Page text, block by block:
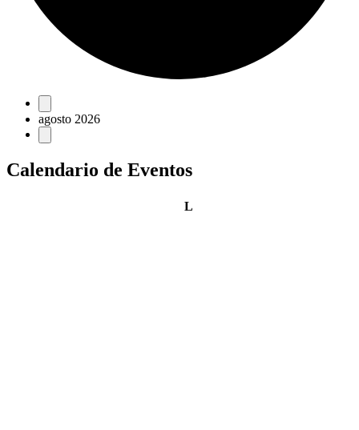
Eventos
agosto 2026
Calendario de Eventos
Llunes